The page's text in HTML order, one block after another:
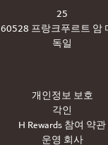
25
60528 프랑크푸르트 암
독일
개인정보 보호
각인
H Rewards 참여 약관
운영 회사